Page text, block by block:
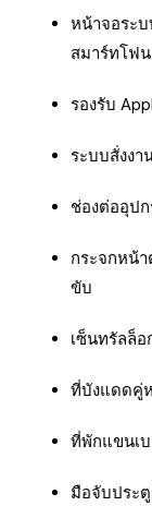
หน้าจอระ
สมาร์ทโฟน
รองรับ
ระบบสั่งงา
ช่องต่ออุปก
กระจกหน้
ขับ
เซ็นทรัลล็
ที่บังแดดคู่
ที่พักแขนเ
มือจับประ